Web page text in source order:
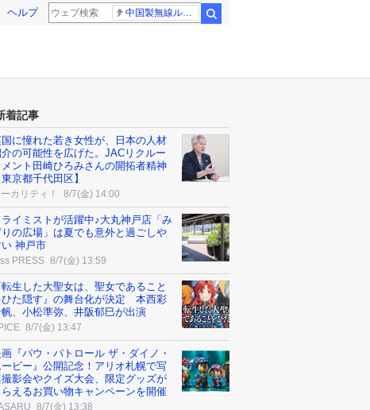
ヘルプ 中国製無線ルーター
着記事
に憧れた若き女性が、日本の人材
の可能性を広げた。JACリクルー
メント田崎ひろみさんの開拓者精神
東京都千代田区】
カリティ！ 8/7(金) 14:00
ライミストが活躍中♪大丸神戸店「み
りの広場」は夏でも意外と過ごしや
神戸市
PRESS 8/7(金) 13:59
転生した大聖女は、聖女であること
ひた隠す』の舞台化が決定 本西彩
、小松準弥、井阪郁巳が出演
8/7(金) 13:47
『パウ・パトロール ザ・ダイノ・
ビー』公開記念！アリオ札幌で写
影会やクイズ大会、限定グッズが
らえるお買い物キャンペーンを開催
8/7(金) 13:38